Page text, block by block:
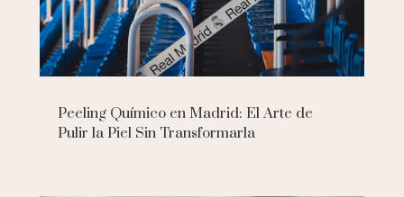
Peeling Químico en Madrid: El Arte de
Pulir la Piel Sin Transformarla